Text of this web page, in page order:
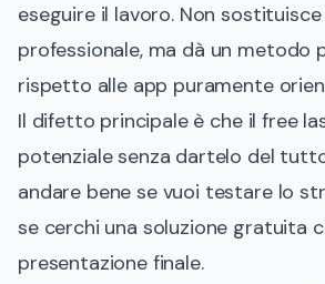
eseguire il lavoro. Non sostituisce
professionale, ma dà un
rispetto alle app puramente
Il difetto principale è che il free
potenziale senza dartelo del
andare bene se vuoi testare lo
se cerchi una soluzione gratuita
presentazione finale.